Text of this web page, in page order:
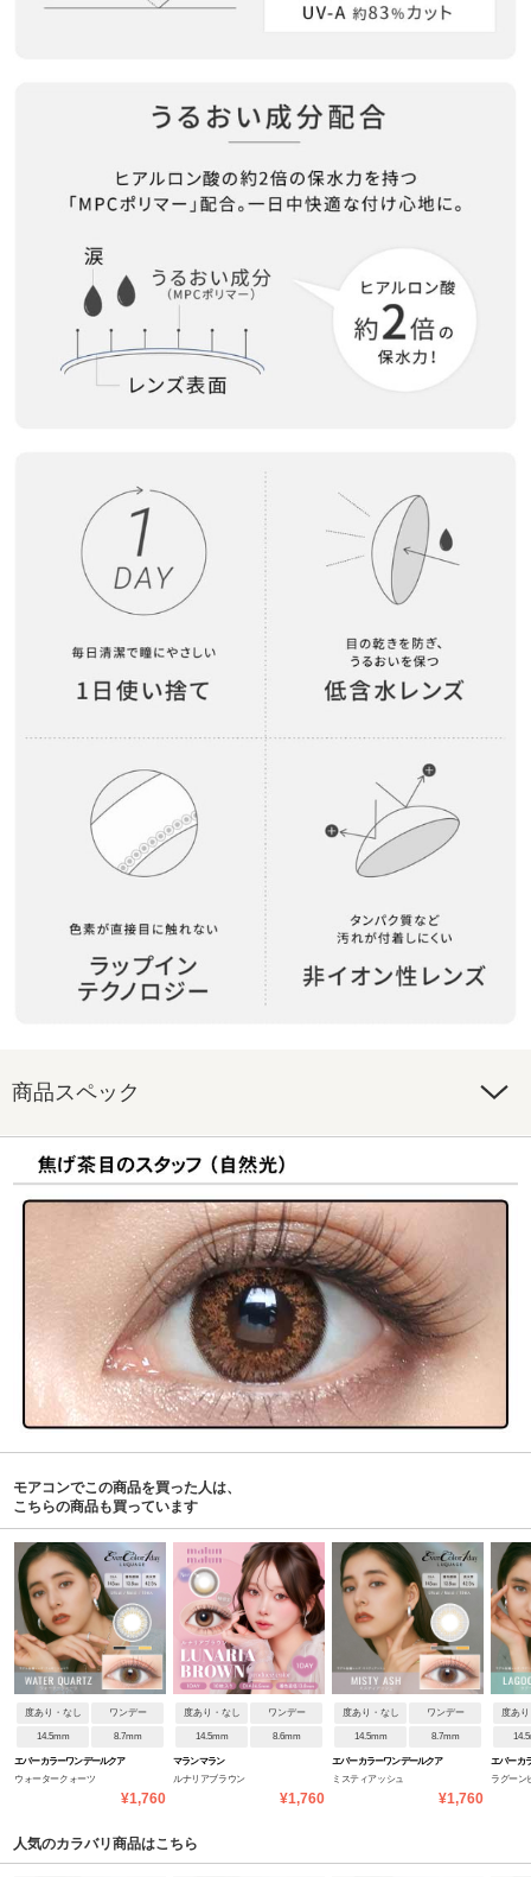
商品スペック
モアコンでこの商品を買った人は、
こちらの商品も買っています
度あり・なし ワンデー
14.5mm 8.7mm
エバーカラーワンデールクア
ウォータークォーツ
¥1,760
度あり・なし ワンデー
14.5mm 8.6mm
マランマラン
ルナリアブラウン
¥1,760
度あり・なし ワンデー
14.5mm 8.7mm
エバーカラーワンデールクア
ミスティアッシュ
¥1,760
度あ
エバーカ
ラグーン
人気のカラバリ商品はこちら